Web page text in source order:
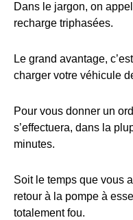
Dans le jargon, on
recharge triphasées.
Le grand avantage,
charger votre véhicule
Pour vous donner un
s’effectuera, dans la
minutes.
Soit le temps que vous
retour à la pompe à
totalement fou.